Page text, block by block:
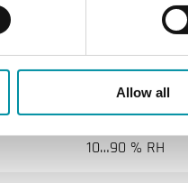
Allow all
Classe III
10…90 % RH